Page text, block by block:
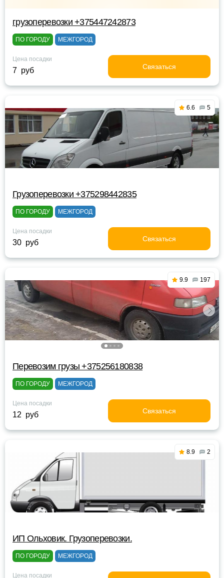
грузоперевозки +375447242873
ПО ГОРОДУ МЕЖГОРОД
Цена посадки
7 руб Связаться
6.6 5
Грузоперевозки +375298442835
ПО ГОРОДУ МЕЖГОРОД
Цена посадки
30 руб Связаться
9.9 197
Перевозим грузы +375256180838
ПО ГОРОДУ МЕЖГОРОД
Цена посадки
12 руб Связаться
8.9 2
ИП Ольховик. Грузоперевозки.
ПО ГОРОДУ МЕЖГОРОД
Цена посадки